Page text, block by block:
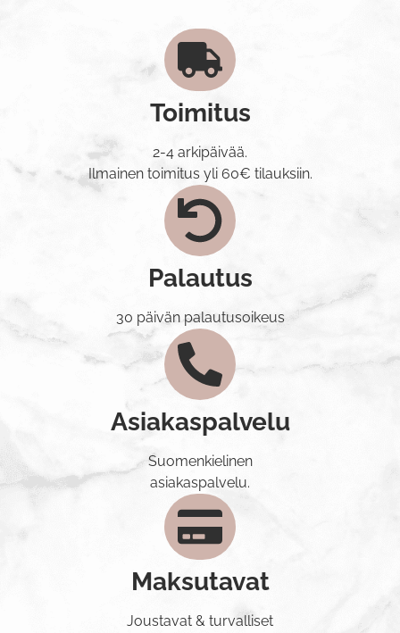
Toimitus
2-4 arkipäivää.
Ilmainen toimitus yli 60€ tilauksiin.
Palautus
30 päivän palautusoikeus
Asiakaspalvelu
Suomenkielinen
asiakaspalvelu.
Maksutavat
Joustavat & turvalliset